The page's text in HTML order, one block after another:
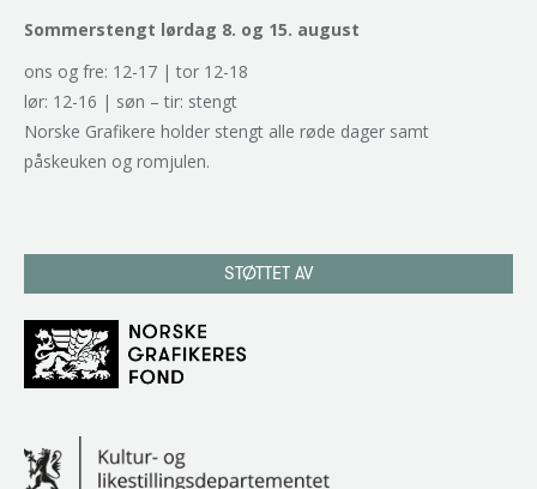
Sommerstengt lørdag 8. og 15. august
ons og fre: 12-17 | tor 12-18
lør: 12-16 | søn – tir: stengt
Norske Grafikere holder stengt alle røde dager samt
påskeuken og romjulen.
STØTTET AV